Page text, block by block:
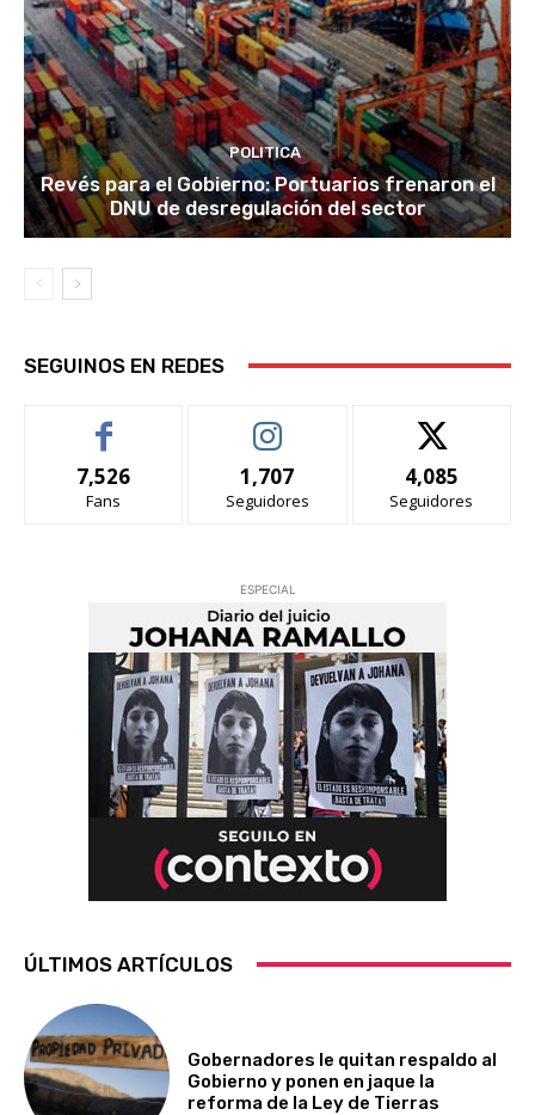
POLITICA
Revés para el Gobierno: Portuarios frenaron el
DNU de desregulación del sector
SEGUINOS EN REDES
7,526
Fans
1,707
Seguidores
4,085
Seguidores
ESPECIAL
ÚLTIMOS ARTÍCULOS
Gobernadores le quitan respaldo al
Gobierno y ponen en jaque la
reforma de la Ley de Tierras